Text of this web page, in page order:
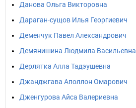
Данова Ольга Викторовна
Дараган-сущов Илья Георгиевич
Деменчук Павел Александрович
Демянишина Людмила Васильевна
Дерлятка Алла Тадэушевна
Джанджгава Аполлон Омарович
Дженгурова Айса Валериевна